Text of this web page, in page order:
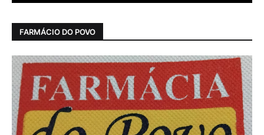
FARMÁCIO DO POVO